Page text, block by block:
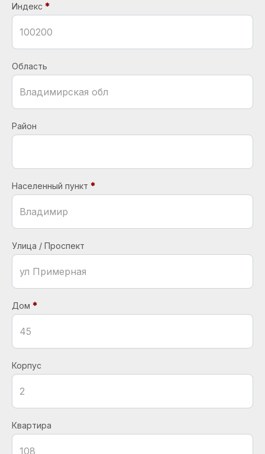
Индекс
Область
Район
Населенный пункт
Улица / Проспект
Дом
Корпус
Квартира